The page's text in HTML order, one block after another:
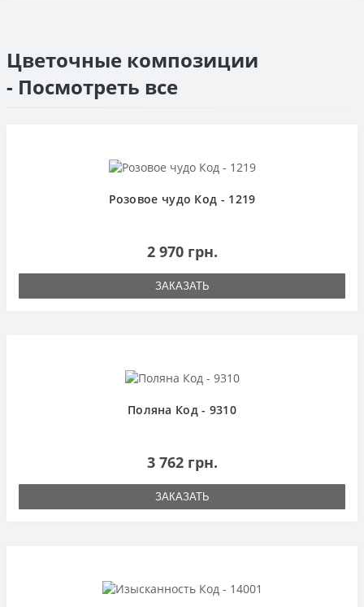
Цветочные композиции
- Посмотреть все
Розовое чудо Код - 1219
2 970 грн.
ЗАКАЗАТЬ
Поляна Код - 9310
3 762 грн.
ЗАКАЗАТЬ